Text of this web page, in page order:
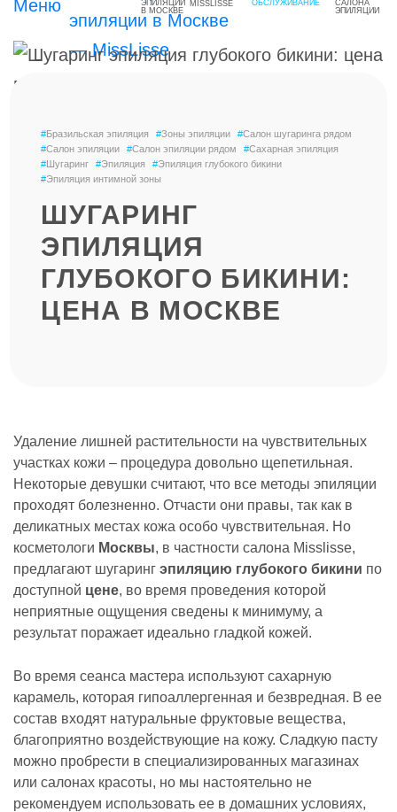
MISSLISSE
#Бразильская эпиляция #Зоны эпиляции #Салон шугаринга рядом
#Салон эпиляции #Салон эпиляции рядом #Сахарная эпиляция
#Шугаринг #Эпиляция #Эпиляция глубокого бикини
#Эпиляция интимной зоны
ШУГАРИНГ
ЭПИЛЯЦИЯ
ГЛУБОКОГО БИКИНИ:
ЦЕНА В МОСКВЕ
Удаление лишней растительности на чувствительных
участках кожи – процедура довольно щепетильная.
Некоторые девушки считают, что все методы эпиляции
проходят болезненно. Отчасти они правы, так как в
деликатных местах кожа особо чувствительная. Но
косметологи Москвы, в частности салона Misslisse,
предлагают шугаринг эпиляцию глубокого бикини по
доступной цене, во время проведения которой
неприятные ощущения сведены к минимуму, а
результат поражает идеально гладкой кожей.
Во время сеанса мастера используют сахарную
карамель, которая гипоаллергенная и безвредная. В ее
состав входят натуральные фруктовые вещества,
благоприятно воздействующие на кожу. Сладкую пасту
можно пробрести в специализированных магазинах
или салонах красоты, но мы настоятельно не
рекомендуем использовать ее в домашних условиях,